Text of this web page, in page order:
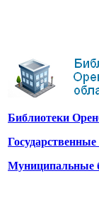
Библиотеки
Муниципальные